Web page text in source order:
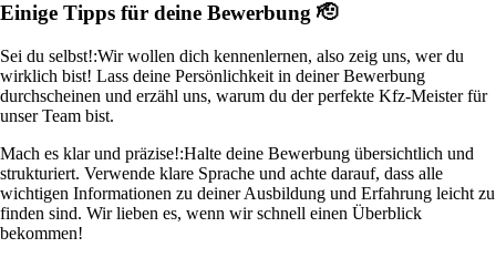
Einige Tipps für deine Bewerbung 🫡
Sei du selbst!:Wir wollen dich kennenlernen, also zeig uns, wer du
wirklich bist! Lass deine Persönlichkeit in deiner Bewerbung
durchscheinen und erzähl uns, warum du der perfekte Kfz-Meister für
unser Team bist.
Mach es klar und präzise!:Halte deine Bewerbung übersichtlich und
strukturiert. Verwende klare Sprache und achte darauf, dass alle
wichtigen Informationen zu deiner Ausbildung und Erfahrung leicht zu
finden sind. Wir lieben es, wenn wir schnell einen Überblick
bekommen!